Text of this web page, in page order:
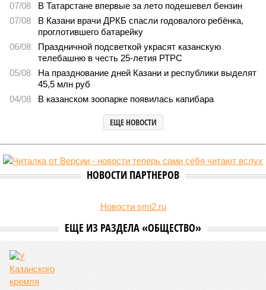
07/08
В Татарстане впервые за лето подешевел бензин
07/08
В Казани врачи ДРКБ спасли годовалого ребёнка,
проглотившего батарейку
06/08
Праздничной подсветкой украсят казанскую
телебашню в честь 25-летия РТРС
05/08
На празднование дней Казани и республики выделят
45,5 млн руб
04/08
В казанском зоопарке появилась капибара
ЕЩЕ НОВОСТИ
НОВОСТИ ПАРТНЕРОВ
Новости smi2.ru
ЕЩЕ ИЗ РАЗДЕЛА «ОБЩЕСТВО»